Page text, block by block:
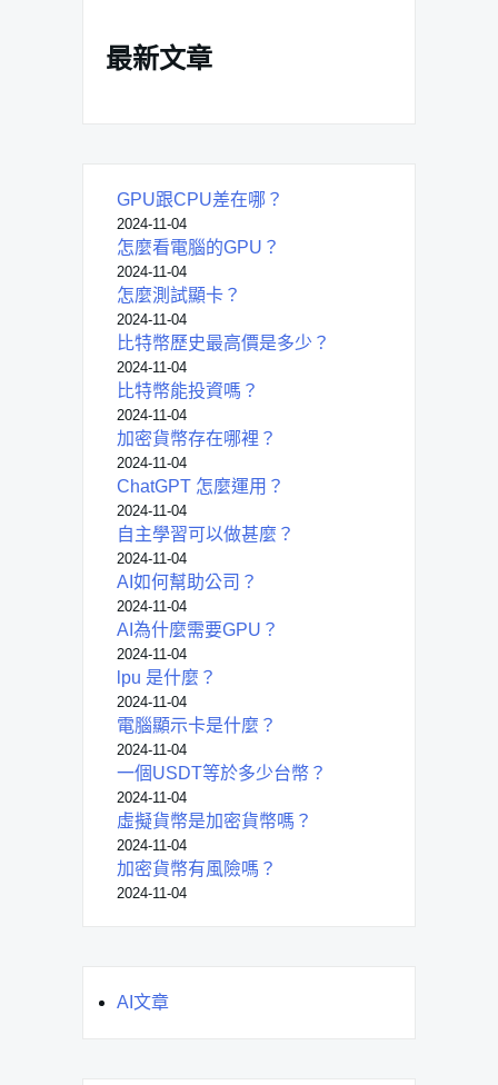
最新文章
GPU跟CPU差在哪？
2024-11-04
怎麼看電腦的GPU？
2024-11-04
怎麼測試顯卡？
2024-11-04
比特幣歷史最高價是多少？
2024-11-04
比特幣能投資嗎？
2024-11-04
加密貨幣存在哪裡？
2024-11-04
ChatGPT 怎麼運用？
2024-11-04
自主學習可以做甚麼？
2024-11-04
AI如何幫助公司？
2024-11-04
AI為什麼需要GPU？
2024-11-04
lpu 是什麼？
2024-11-04
電腦顯示卡是什麼？
2024-11-04
一個USDT等於多少台幣？
2024-11-04
虛擬貨幣是加密貨幣嗎？
2024-11-04
加密貨幣有風險嗎？
2024-11-04
AI文章